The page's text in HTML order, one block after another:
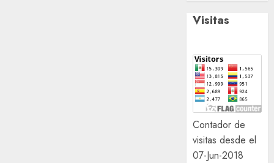
Visitas
Contador de
visitas desde el
07-Jun-2018